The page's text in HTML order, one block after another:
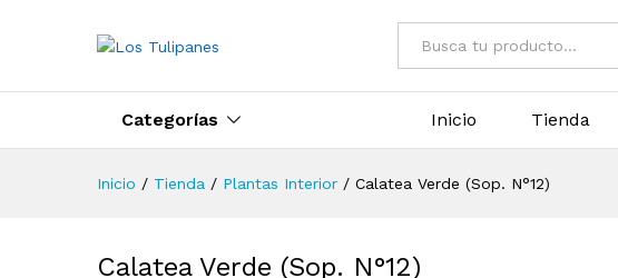
Todo
Categorías Inicio Tienda
Inicio / Tienda / Plantas Interior / Calatea Verde (Sop. N°12)
Calatea Verde (Sop. N°12)